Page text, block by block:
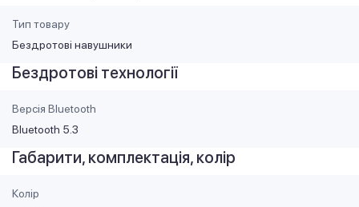
Тип товару
Бездротові навушники
Бездротові технології
Версія Bluetooth
Bluetooth 5.3
Габарити, комплектація, колір
Колір